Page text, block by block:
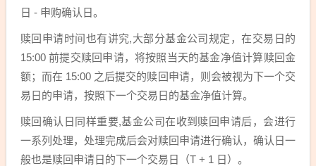
日 - 申购确认日。
赎回申请时间也有讲究,大部分基金公司规定，在交易日的
15:00 前提交赎回申请，将按照当天的基金净值计算赎回金
额；而在 15:00 之后提交的赎回申请，则会被视为下一个交
易日的申请，按照下一个交易日的基金净值计算。
赎回确认日同样重要,基金公司在收到赎回申请后，会进行
一系列处理，处理完成后会对赎回申请进行确认，确认日一
般也是赎回申请日的下一个交易日（T + 1 日）。